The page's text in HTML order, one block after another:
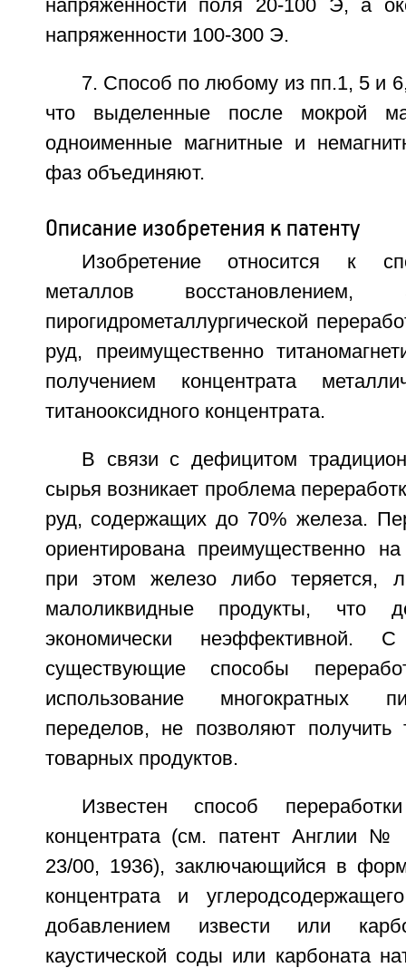
напряженности поля 20-100 Э, а
напряженности 100-300 Э.
7. Способ по любому из пп.1, 5 и
что выделенные после мокрой
одноименные магнитные и
фаз объединяют.
Описание изобретения к патенту
Изобретение относится к
металлов
пирогидрометаллургической
руд, преимущественно
получением концентрата
титанооксидного концентрата.
В связи с дефицитом
сырья возникает проблема
руд, содержащих до 70% железа.
ориентирована преимущественно
при этом железо либо теряется,
малоликвидные продукты, что
экономически неэффективной.
существующие способы
использование многократных
переделов, не позволяют получить
товарных продуктов.
Известен способ переработки
концентрата (см. патент Англии
23/00, 1936), заключающийся в
концентрата и
добавлением извести или
каустической соды или карбоната